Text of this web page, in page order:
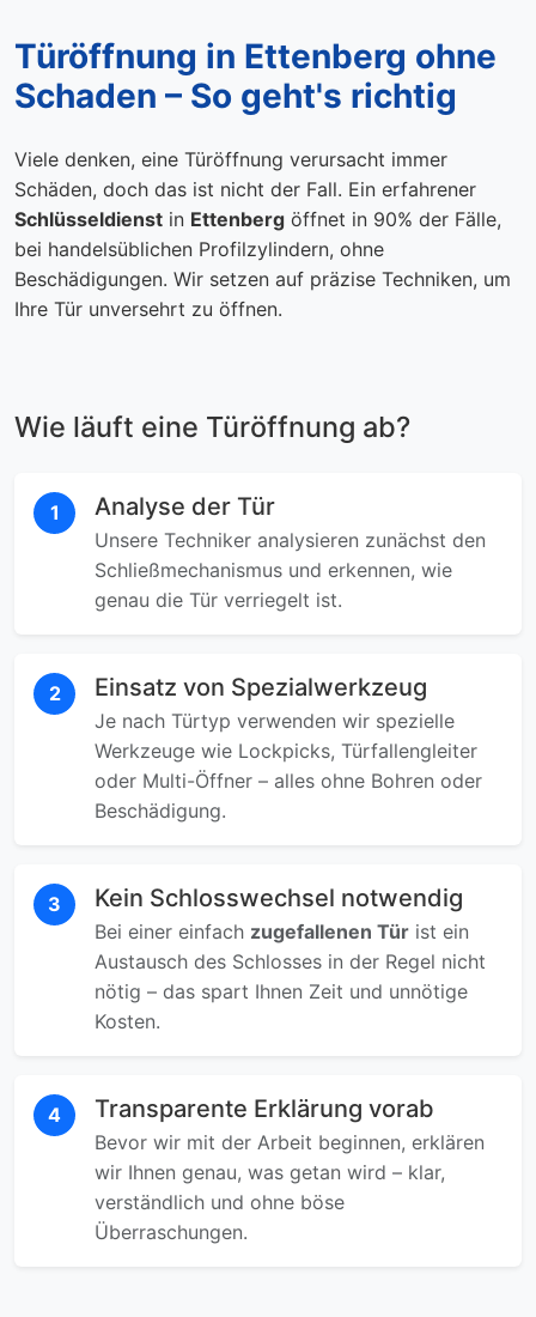
Türöffnung in Ettenberg ohne
Schaden – So geht's richtig
Viele denken, eine Türöffnung verursacht immer
Schäden, doch das ist nicht der Fall. Ein erfahrener
Schlüsseldienst in Ettenberg öffnet in 90% der Fälle,
bei handelsüblichen Profilzylindern, ohne
Beschädigungen. Wir setzen auf präzise Techniken, um
Ihre Tür unversehrt zu öffnen.
Wie läuft eine Türöffnung ab?
1 Analyse der Tür
Unsere Techniker analysieren zunächst den
Schließmechanismus und erkennen, wie
genau die Tür verriegelt ist.
2 Einsatz von Spezialwerkzeug
Je nach Türtyp verwenden wir spezielle
Werkzeuge wie Lockpicks, Türfallengleiter
oder Multi-Öffner – alles ohne Bohren oder
Beschädigung.
3 Kein Schlosswechsel notwendig
Bei einer einfach zugefallenen Tür ist ein
Austausch des Schlosses in der Regel nicht
nötig – das spart Ihnen Zeit und unnötige
Kosten.
4 Transparente Erklärung vorab
Bevor wir mit der Arbeit beginnen, erklären
wir Ihnen genau, was getan wird – klar,
verständlich und ohne böse
Überraschungen.